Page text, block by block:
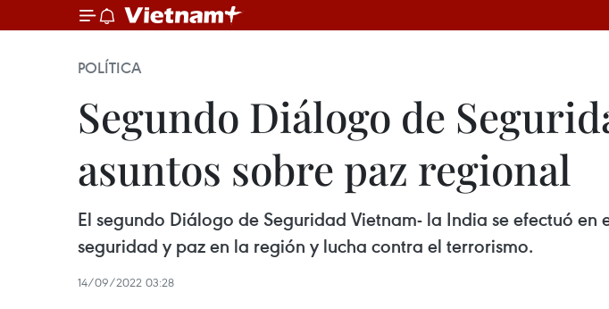
POLÍTICA
Segundo Diálogo de
asuntos sobre paz regional
El segundo Diálogo de Seguridad Vietnam- la India se efectuó
seguridad y paz en la región y lucha contra el terrorismo.
14/09/2022 03:28